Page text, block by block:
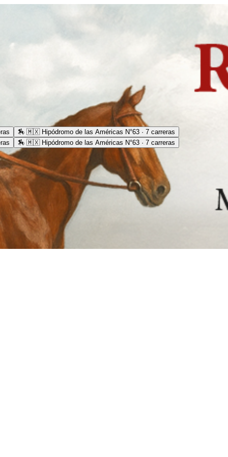
🏇 🇲🇽 Hipódromo de las Américas N°63 · 7 carreras
🏇 🇲🇽 Hipódromo de las Américas N°63 · 7 carreras